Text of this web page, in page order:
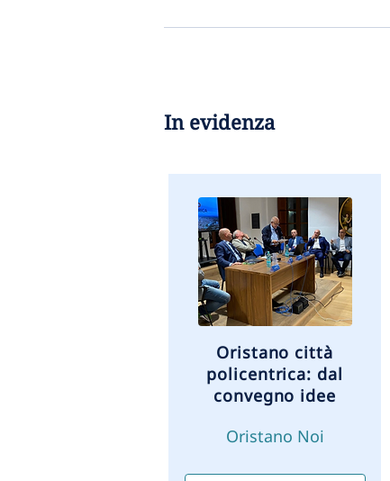
In evidenza
Oristano città
policentrica: dal
convegno idee
Oristano Noi